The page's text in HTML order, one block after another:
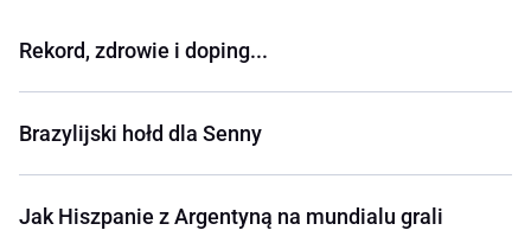
Rekord, zdrowie i doping...
Brazylijski hołd dla Senny
Jak Hiszpanie z Argentyną na mundialu grali